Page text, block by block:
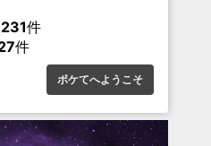
件
件
ボケてへようこそ